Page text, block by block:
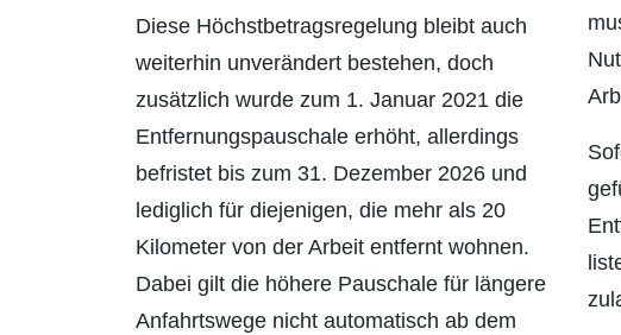
Diese Höchstbetragsregelung bleibt auch
weiterhin unverändert bestehen, doch
zusätzlich wurde zum 1. Januar 2021 die
Entfernungspauschale erhöht, allerdings
befristet bis zum 31. Dezember 2026 und
lediglich für diejenigen, die mehr als 20
Kilometer von der Arbeit entfernt wohnen.
Dabei gilt die höhere Pauschale für längere
Anfahrtswege nicht automatisch ab dem